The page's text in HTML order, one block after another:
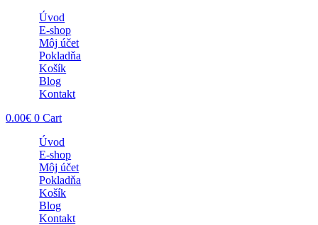
Úvod
E-shop
Môj účet
Pokladňa
Košík
Blog
Kontakt
0.00€ 0 Cart
Úvod
E-shop
Môj účet
Pokladňa
Košík
Blog
Kontakt